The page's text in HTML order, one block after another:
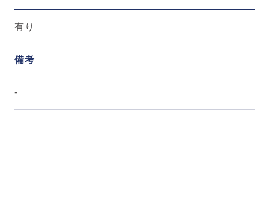
有り
備考
-